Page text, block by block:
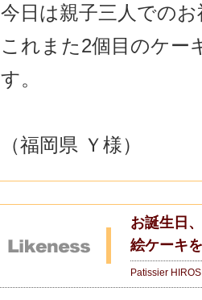
今日は親子三人での
これまた2個目のケー
す。
（福岡県 Ｙ様）
お誕生日
絵ケーキ
Patissier